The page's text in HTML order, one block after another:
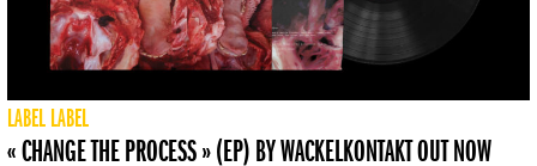
LABEL LABEL
« CHANGE THE PROCESS » (EP) BY WACKELKONTAKT OUT NOW